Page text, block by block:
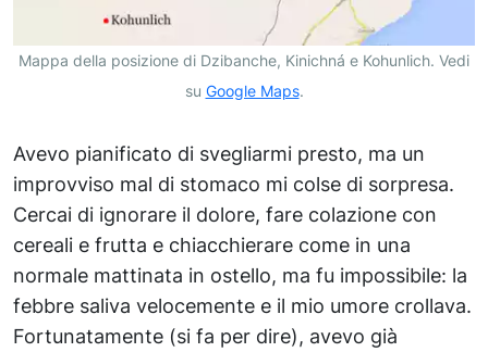
Mappa della posizione di Dzibanche, Kinichná e Kohunlich. Vedi
su Google Maps.
Avevo pianificato di svegliarmi presto, ma un
improvviso mal di stomaco mi colse di sorpresa.
Cercai di ignorare il dolore, fare colazione con
cereali e frutta e chiacchierare come in una
normale mattinata in ostello, ma fu impossibile: la
febbre saliva velocemente e il mio umore crollava.
Fortunatamente (si fa per dire), avevo già